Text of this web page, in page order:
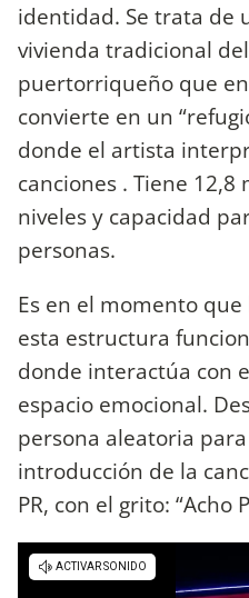
identidad. Se trata de
vivienda tradicional
puertorriqueño que
convierte en un
donde el artista
canciones . Tiene
niveles y capacidad
personas.
Es en el momento
esta estructura
donde interactúa con
espacio emocional.
persona aleatoria
introducción de la
PR, con el grito: “Acho